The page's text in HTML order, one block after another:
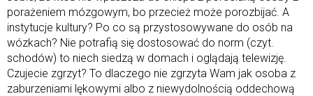
porażeniem mózgowym, bo przecież może porozbijać. A
instytucje kultury? Po co są przystosowywane do osób na
wózkach? Nie potrafią się dostosować do norm (czyt.
schodów) to niech siedzą w domach i oglądają telewizję.
Czujecie zgrzyt? To dlaczego nie zgrzyta Wam jak osoba z
zaburzeniami lękowymi albo z niewydolnością oddechową